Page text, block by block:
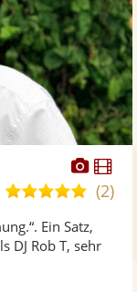
Fotos
5,0
5
(2)
Ein Satz,
DJ Rob T, sehr